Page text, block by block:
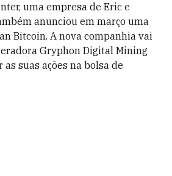
uma empresa de Eric e
anunciou em março uma
Bitcoin. A nova companhia vai
Gryphon Digital Mining
suas ações na bolsa de